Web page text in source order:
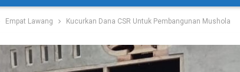
Empat Lawang Kucurkan Dana CSR Untuk Pembangunan Mushola